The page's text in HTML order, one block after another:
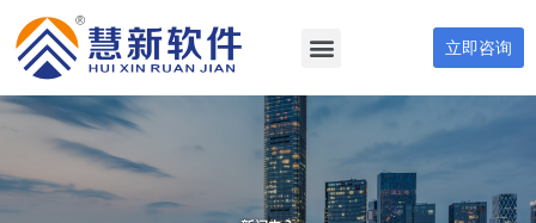
立即咨询